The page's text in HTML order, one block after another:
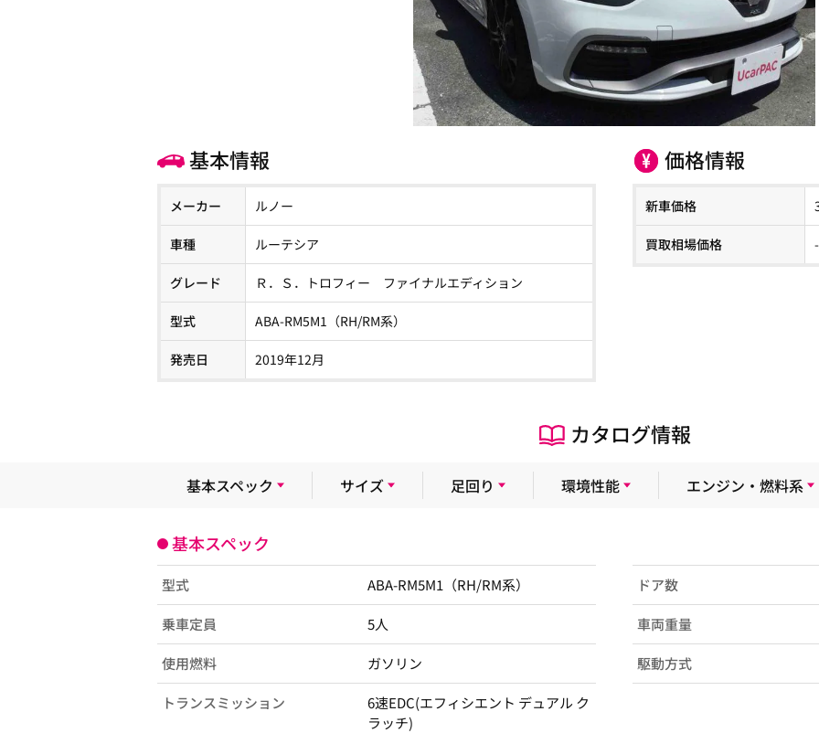
基本情報
メーカー ルノー
車種 ルーテシア
グレード Ｒ．Ｓ．トロフィー ファイナルエディション
型式 ABA-RM5M1（RH/RM系）
発売日 2019年12月
価格情報
新車価格
買取相場価格
カタログ情報
基本スペック サイズ 足回り 環境性能 エンジン・燃料系
基本スペック
型式 ABA-RM5M1（RH/RM系） ドア数
乗車定員 5人 車両重量
使用燃料 ガソリン 駆動方式
トランスミッション
6速EDC(エフィシエント デュアル ク
ラッチ)